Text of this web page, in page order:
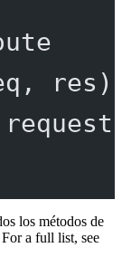
, res
los métodos de
a full list, see